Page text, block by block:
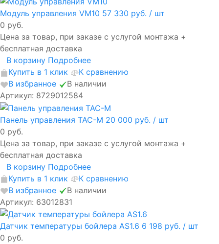
Модуль управления VM10 57 330 руб. / шт
0 руб.
Цена за товар, при заказе с услугой монтажа +
бесплатная доставка
В корзину Подробнее
Купить в 1 клик
К сравнению
В избранное
В наличии
Артикул: 8729012584
Панель управления TAC-M 20 000 руб. / шт
0 руб.
Цена за товар, при заказе с услугой монтажа +
бесплатная доставка
В корзину Подробнее
Купить в 1 клик
К сравнению
В избранное
В наличии
Артикул: 63012831
Датчик температуры бойлера AS1.6 6 198 руб. / шт
0 руб.